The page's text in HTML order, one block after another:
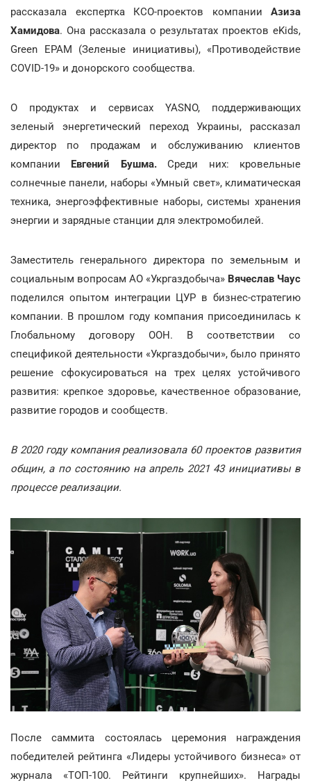
рассказала експертка КСО-проектов компании Азиза
Хамидова. Она рассказала о результатах проектов eKids,
Green EPAM (Зеленые инициативы), «Противодействие
COVID-19» и донорского сообщества.
О продуктах и сервисах YASNO, поддерживающих
зеленый энергетический переход Украины, рассказал
директор по продажам и обслуживанию клиентов
компании Евгений Бушма.Среди них: кровельные
солнечные панели, наборы «Умный свет», климатическая
техника, энергоэффективные наборы, системы хранения
энергии и зарядные станции для электромобилей.
Заместитель генерального директора по земельным и
социальным вопросам АО «Укргаздобыча» Вячеслав Чаус
поделился опытом интеграции ЦУР в бизнес-стратегию
компании. В прошлом году компания присоединилась к
Глобальному договору ООН. В соответствии со
спецификой деятельности «Укргаздобычи», было принято
решение сфокусироваться на трех целях устойчивого
развития: крепкое здоровье, качественное образование,
развитие городов и сообществ.
В 2020 году компания реализовала 60 проектов развития
общин, а по состоянию на апрель 2021 43 инициативы в
процессе реализации.
После саммита состоялась церемония награждения
победителей рейтинга «Лидеры устойчивого бизнеса» от
журнала «ТОП-100. Рейтинги крупнейших». Награды